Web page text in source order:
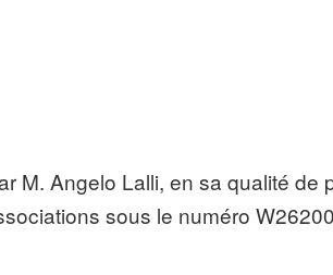
M. Angelo Lalli, en sa qualité de
sous le numéro